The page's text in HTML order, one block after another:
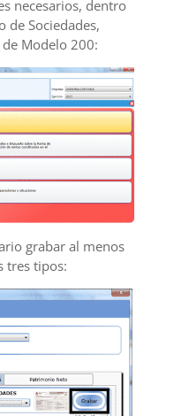
necesarios, dentro
de Sociedades,
Modelo 200:
grabar al menos
tres tipos: